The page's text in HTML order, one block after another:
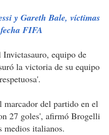
y Gareth Bale, víctimas
FIFA
equipo de
la victoria de su equipo
marcador del partido en el
27 goles', afirmó Brogelli
medios italianos.